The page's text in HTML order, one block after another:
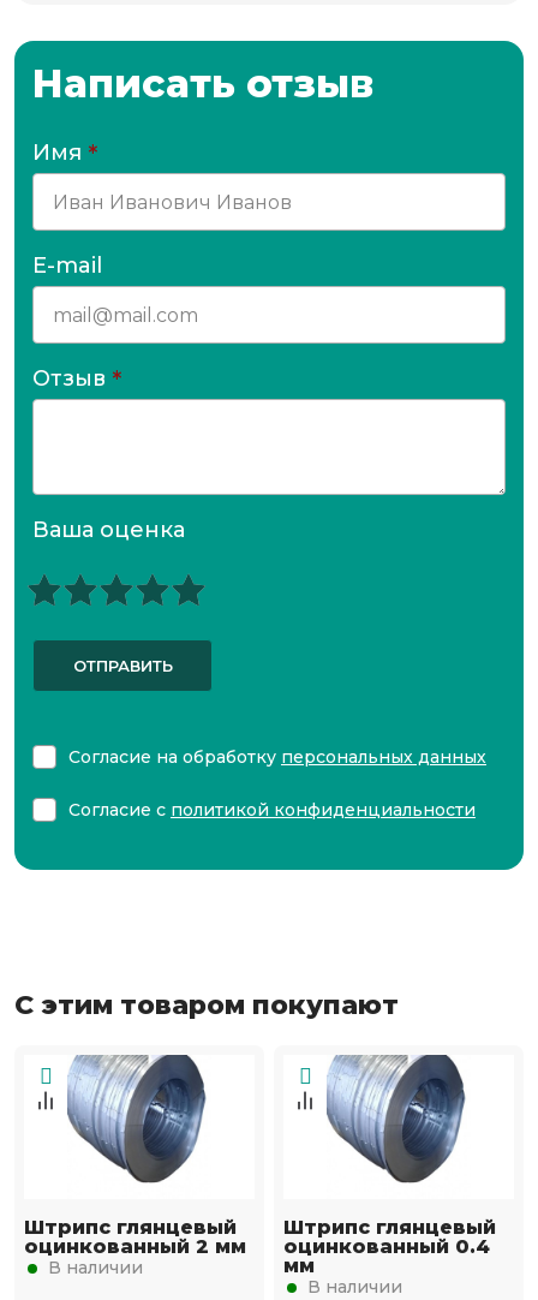
Написать отзыв
Имя *
E-mail
Отзыв *
Ваша оценка
ОТПРАВИТЬ
Согласие на обработку персональных данных
Согласие с политикой конфиденциальности
С этим товаром покупают
Штрипс глянцевый
оцинкованный 2 мм
В наличии
Штрипс глянцевый
оцинкованный 0.4
мм
В наличии